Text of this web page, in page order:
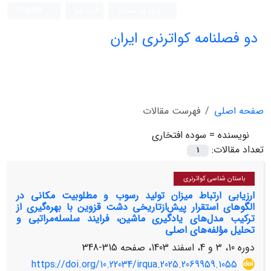
دو فصلنامه کواترنری ایران
صفحه اصلی
فهرست مقالات
نویسنده = سوده افتخاری
تعداد مقالات:
1
باستان شناسی کواترنری
ارزیابی ارتباط میزان تولید رسوب‌ و مطلوبیت مکانی در
الگوهای استقرار پیش‌ازتاریخی دشت قزوین با بهره‌گیری از
ترکیب مدل‌های یادگیری ماشین، فرایند سلسله‌مراتبی و
تحلیل مؤلفه‌های اصلی
دوره 10، 3 و 4، اسفند 1403، صفحه
315-348
https://doi.org/10.22034/irqua.2025.2069959.1055